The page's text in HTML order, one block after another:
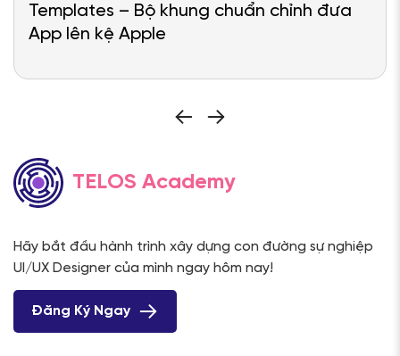
Templates – Bộ khung chuẩn chỉnh đưa
App lên kệ Apple
TELOS Academy
Hãy bắt đầu hành trình xây dựng con đường sự nghiệp
UI/UX Designer của mình ngay hôm nay!
Đăng Ký Ngay